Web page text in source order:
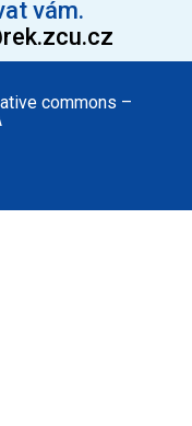
vám.
commons –